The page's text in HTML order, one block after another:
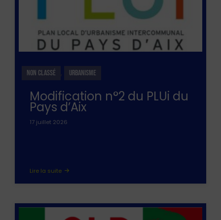
NON CLASSÉ , URBANISME
Modification n°2 du PLUi du
Pays d’Aix
17 juillet 2026
Lire la suite